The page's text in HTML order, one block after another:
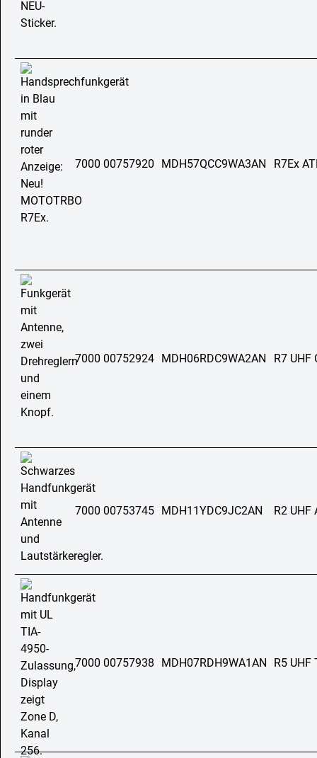
7000 00757920 MDH57QCC9WA3AN R7Ex
7000 00752924 MDH06RDC9WA2AN R7 UHF
7000 00753745 MDH11YDC9JC2AN R2 UHF
7000 00757938 MDH07RDH9WA1AN R5 UHF